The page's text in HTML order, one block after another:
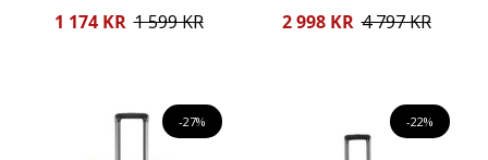
Reducerat
1 174 KR 1 599 KR
Reducerat
2 998 KR 4 797 KR
-27% -22%